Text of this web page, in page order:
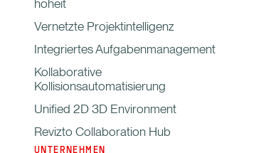
hoheit
Vernetzte Projektintelligenz
Integriertes Aufgabenmanagement
Kollaborative
Kollisionsautomatisierung
Unified 2D 3D Environment
Revizto Collaboration Hub
UNTERNEHMEN